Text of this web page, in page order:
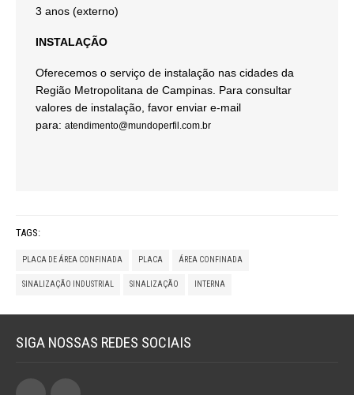
3 anos (externo)
INSTALAÇÃO
Oferecemos o serviço de instalação nas cidades da
Região Metropolitana de Campinas. Para consultar
valores de instalação, favor enviar e-mail
para: atendimento@mundoperfil.com.br
TAGS:
PLACA DE ÁREA CONFINADA PLACA ÁREA CONFINADA
SINALIZAÇÃO INDUSTRIAL SINALIZAÇÃO INTERNA
SIGA NOSSAS REDES SOCIAIS